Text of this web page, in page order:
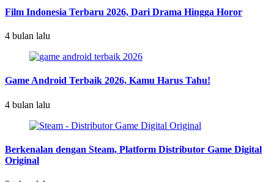
Film Indonesia Terbaru 2026, Dari Drama Hingga Horor
4 bulan lalu
Game Android Terbaik 2026, Kamu Harus Tahu!
4 bulan lalu
Berkenalan dengan Steam, Platform Distributor Game Digital
Original